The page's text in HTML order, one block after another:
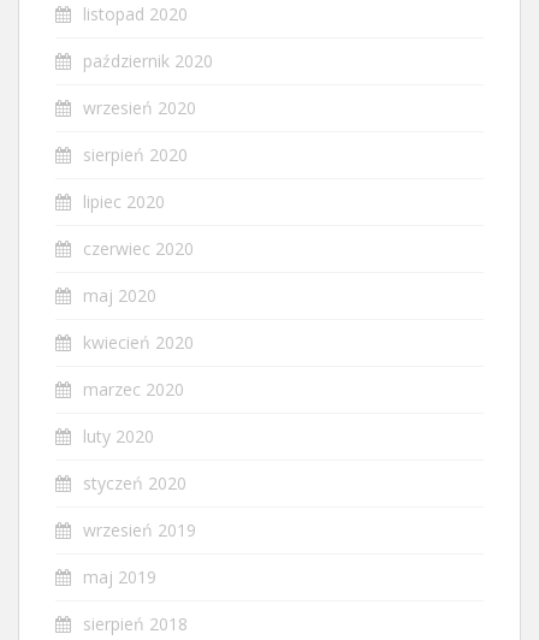
listopad 2020
październik 2020
wrzesień 2020
sierpień 2020
lipiec 2020
czerwiec 2020
maj 2020
kwiecień 2020
marzec 2020
luty 2020
styczeń 2020
wrzesień 2019
maj 2019
sierpień 2018